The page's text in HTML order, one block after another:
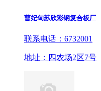
曹妃甸苏欣彩钢复合板厂
联系电话：6732001
地址：四农场2区7号